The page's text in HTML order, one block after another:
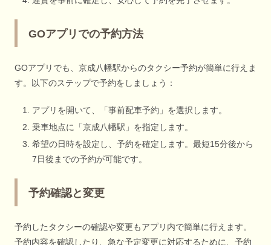
GOアプリでの予約方法
GOアプリでも、京成八幡駅からのタクシー予約が簡単に行えま
す。以下のステップで予約をしましょう：
アプリを開いて、「事前配車予約」を選択します。
乗車地点に「京成八幡駅」を指定します。
希望の日時を設定し、予約を確定します。最短15分後から
7日後までの予約が可能です。
予約確認と変更
予約したタクシーの確認や変更もアプリ内で簡単に行えます。
予約内容を確認したり、急な予定変更に対応するために、予約